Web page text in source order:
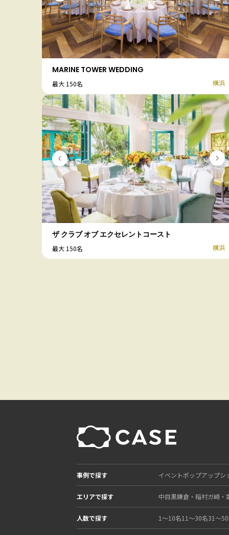
MARINE TOWER WEDDING
最大 150名 横浜
ザ クラブ オブ エクセレントコースト
最大 150名 横浜
事例で探す イベントポップアップシ
エリアで探す 中目黒鎌倉・稲村ガ崎・
人数で探す 1〜10名11〜30名31〜